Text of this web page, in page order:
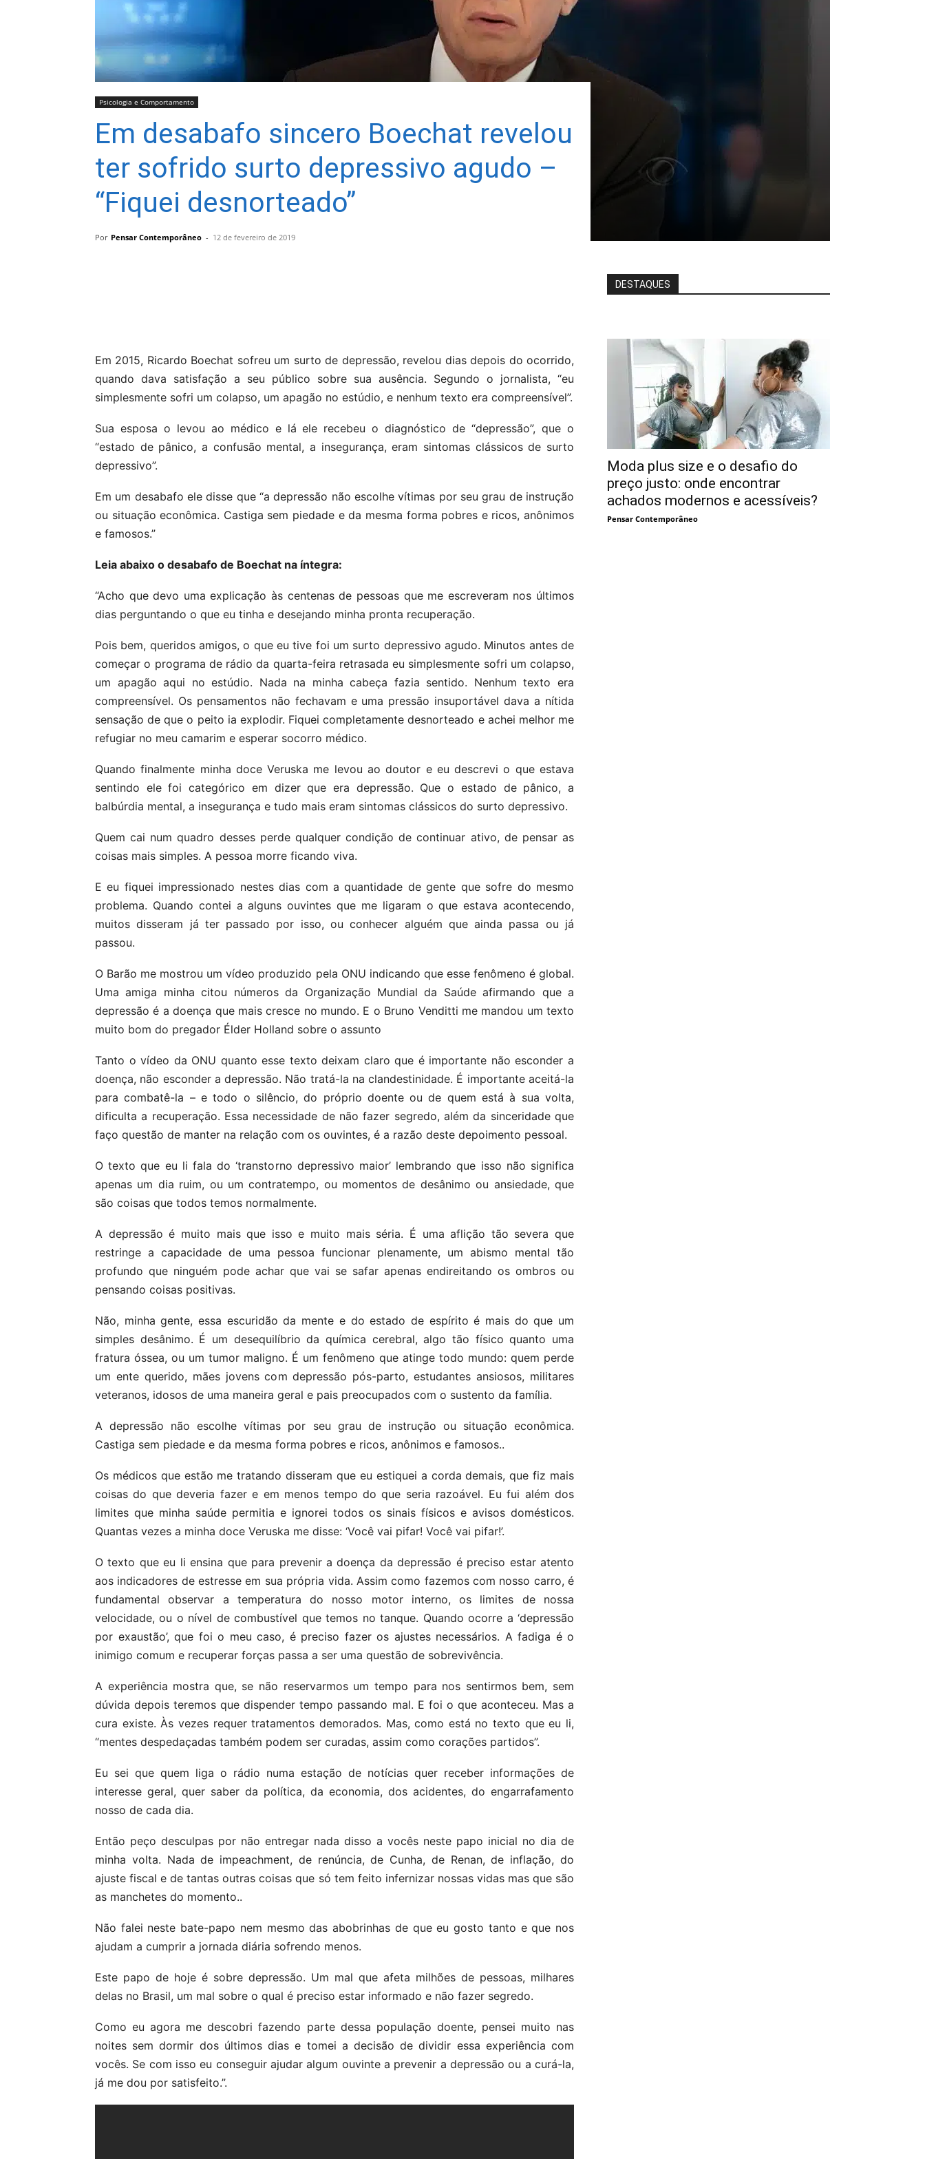
Psicologia e Comportamento
Em desabafo sincero Boechat revelou
ter sofrido surto depressivo agudo –
“Fiquei desnorteado”
Por Pensar Contemporâneo - 12 de fevereiro de 2019
Em 2015, Ricardo Boechat sofreu um surto de depressão, revelou dias depois do ocorrido,
quando dava satisfação a seu público sobre sua ausência. Segundo o jornalista, “eu
simplesmente sofri um colapso, um apagão no estúdio, e nenhum texto era compreensível”.
Sua esposa o levou ao médico e lá ele recebeu o diagnóstico de “depressão”, que o
“estado de pânico, a confusão mental, a insegurança, eram sintomas clássicos de surto
depressivo”.
Em um desabafo ele disse que “a depressão não escolhe vítimas por seu grau de instrução
ou situação econômica. Castiga sem piedade e da mesma forma pobres e ricos, anônimos
e famosos.”
Leia abaixo o desabafo de Boechat na íntegra:
“Acho que devo uma explicação às centenas de pessoas que me escreveram nos últimos
dias perguntando o que eu tinha e desejando minha pronta recuperação.
Pois bem, queridos amigos, o que eu tive foi um surto depressivo agudo. Minutos antes de
começar o programa de rádio da quarta-feira retrasada eu simplesmente sofri um colapso,
um apagão aqui no estúdio. Nada na minha cabeça fazia sentido. Nenhum texto era
compreensível. Os pensamentos não fechavam e uma pressão insuportável dava a nítida
sensação de que o peito ia explodir. Fiquei completamente desnorteado e achei melhor me
refugiar no meu camarim e esperar socorro médico.
Quando finalmente minha doce Veruska me levou ao doutor e eu descrevi o que estava
sentindo ele foi categórico em dizer que era depressão. Que o estado de pânico, a
balbúrdia mental, a insegurança e tudo mais eram sintomas clássicos do surto depressivo.
Quem cai num quadro desses perde qualquer condição de continuar ativo, de pensar as
coisas mais simples. A pessoa morre ficando viva.
E eu fiquei impressionado nestes dias com a quantidade de gente que sofre do mesmo
problema. Quando contei a alguns ouvintes que me ligaram o que estava acontecendo,
muitos disseram já ter passado por isso, ou conhecer alguém que ainda passa ou já
passou.
O Barão me mostrou um vídeo produzido pela ONU indicando que esse fenômeno é global.
Uma amiga minha citou números da Organização Mundial da Saúde afirmando que a
depressão é a doença que mais cresce no mundo. E o Bruno Venditti me mandou um texto
muito bom do pregador Élder Holland sobre o assunto
Tanto o vídeo da ONU quanto esse texto deixam claro que é importante não esconder a
doença, não esconder a depressão. Não tratá-la na clandestinidade. É importante aceitá-la
para combatê-la – e todo o silêncio, do próprio doente ou de quem está à sua volta,
dificulta a recuperação. Essa necessidade de não fazer segredo, além da sinceridade que
faço questão de manter na relação com os ouvintes, é a razão deste depoimento pessoal.
O texto que eu li fala do ‘transtorno depressivo maior’ lembrando que isso não significa
apenas um dia ruim, ou um contratempo, ou momentos de desânimo ou ansiedade, que
são coisas que todos temos normalmente.
A depressão é muito mais que isso e muito mais séria. É uma aflição tão severa que
restringe a capacidade de uma pessoa funcionar plenamente, um abismo mental tão
profundo que ninguém pode achar que vai se safar apenas endireitando os ombros ou
pensando coisas positivas.
Não, minha gente, essa escuridão da mente e do estado de espírito é mais do que um
simples desânimo. É um desequilíbrio da química cerebral, algo tão físico quanto uma
fratura óssea, ou um tumor maligno. É um fenômeno que atinge todo mundo: quem perde
um ente querido, mães jovens com depressão pós-parto, estudantes ansiosos, militares
veteranos, idosos de uma maneira geral e pais preocupados com o sustento da família.
A depressão não escolhe vítimas por seu grau de instrução ou situação econômica.
Castiga sem piedade e da mesma forma pobres e ricos, anônimos e famosos..
Os médicos que estão me tratando disseram que eu estiquei a corda demais, que fiz mais
coisas do que deveria fazer e em menos tempo do que seria razoável. Eu fui além dos
limites que minha saúde permitia e ignorei todos os sinais físicos e avisos domésticos.
Quantas vezes a minha doce Veruska me disse: ‘Você vai pifar! Você vai pifar!’.
O texto que eu li ensina que para prevenir a doença da depressão é preciso estar atento
aos indicadores de estresse em sua própria vida. Assim como fazemos com nosso carro, é
fundamental observar a temperatura do nosso motor interno, os limites de nossa
velocidade, ou o nível de combustível que temos no tanque. Quando ocorre a ‘depressão
por exaustão’, que foi o meu caso, é preciso fazer os ajustes necessários. A fadiga é o
inimigo comum e recuperar forças passa a ser uma questão de sobrevivência.
A experiência mostra que, se não reservarmos um tempo para nos sentirmos bem, sem
dúvida depois teremos que dispender tempo passando mal. E foi o que aconteceu. Mas a
cura existe. Às vezes requer tratamentos demorados. Mas, como está no texto que eu li,
“mentes despedaçadas também podem ser curadas, assim como corações partidos”.
Eu sei que quem liga o rádio numa estação de notícias quer receber informações de
interesse geral, quer saber da política, da economia, dos acidentes, do engarrafamento
nosso de cada dia.
Então peço desculpas por não entregar nada disso a vocês neste papo inicial no dia de
minha volta. Nada de impeachment, de renúncia, de Cunha, de Renan, de inflação, do
ajuste fiscal e de tantas outras coisas que só tem feito infernizar nossas vidas mas que são
as manchetes do momento..
Não falei neste bate-papo nem mesmo das abobrinhas de que eu gosto tanto e que nos
ajudam a cumprir a jornada diária sofrendo menos.
Este papo de hoje é sobre depressão. Um mal que afeta milhões de pessoas, milhares
delas no Brasil, um mal sobre o qual é preciso estar informado e não fazer segredo.
Como eu agora me descobri fazendo parte dessa população doente, pensei muito nas
noites sem dormir dos últimos dias e tomei a decisão de dividir essa experiência com
vocês. Se com isso eu conseguir ajudar algum ouvinte a prevenir a depressão ou a curá-la,
já me dou por satisfeito.”.
DESTAQUES
Moda plus size e o desafio do
preço justo: onde encontrar
achados modernos e acessíveis?
Pensar Contemporâneo